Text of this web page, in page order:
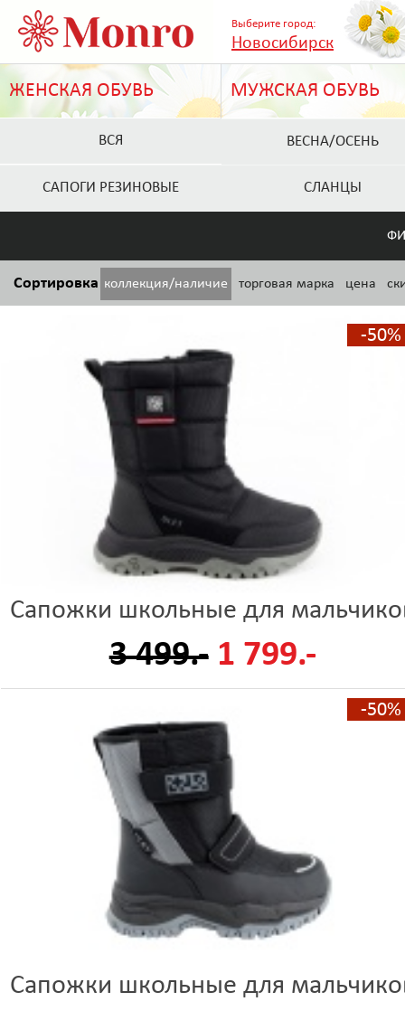
Выберите город:
Новосибирск
ЖЕНСКАЯ ОБУВЬ МУЖСКАЯ ОБУВЬ
ВСЯ ВЕСНА/ОСЕНЬ
САПОГИ РЕЗИНОВЫЕ СЛАНЦЫ
Сортировка коллекция/наличие торговая марка цена
-50%
Сапожки школьные для
3 499.- 1 799.-
-50%
Сапожки школьные для